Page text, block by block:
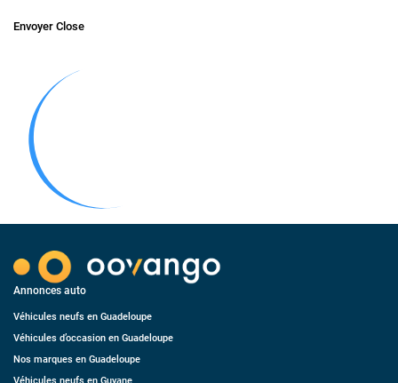
Envoyer Close
Annonces auto
Véhicules neufs en Guadeloupe
Véhicules d’occasion en Guadeloupe
Nos marques en Guadeloupe